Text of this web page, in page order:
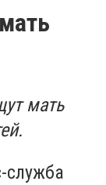
мать
служба